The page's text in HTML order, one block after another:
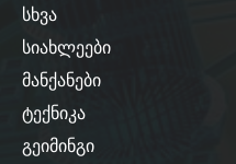
სხვა
სიახლეები
მანქანები
ტექნიკა
გეიმინგი